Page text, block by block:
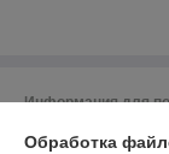
Информация для
Юридическое лицо:
Обработка